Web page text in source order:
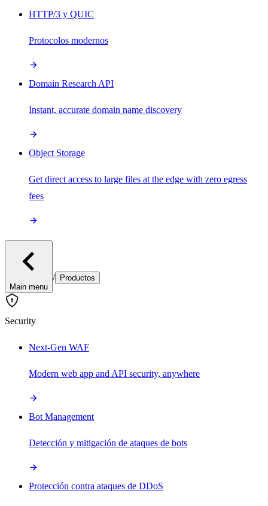
HTTP/3 y QUIC
Protocolos modernos
Domain Research API
Instant, accurate domain name discovery
Object Storage
Get direct access to large files at the edge with zero egress
fees
Main menu
/ Productos
Security
Next-Gen WAF
Modern web app and API security, anywhere
Bot Management
Detección y mitigación de ataques de bots
Protección contra ataques de DDoS